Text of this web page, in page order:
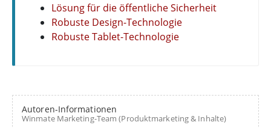
Lösung für die öffentliche Sicherheit
Robuste Design-Technologie
Robuste Tablet-Technologie
Autoren-Informationen
Winmate Marketing-Team (Produktmarketing & Inhalte)